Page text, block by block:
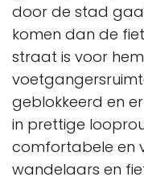
door de stad
komen dan de
straat is voor
geblokkeerd en
in prettige
comfortabele en
wandelaars en